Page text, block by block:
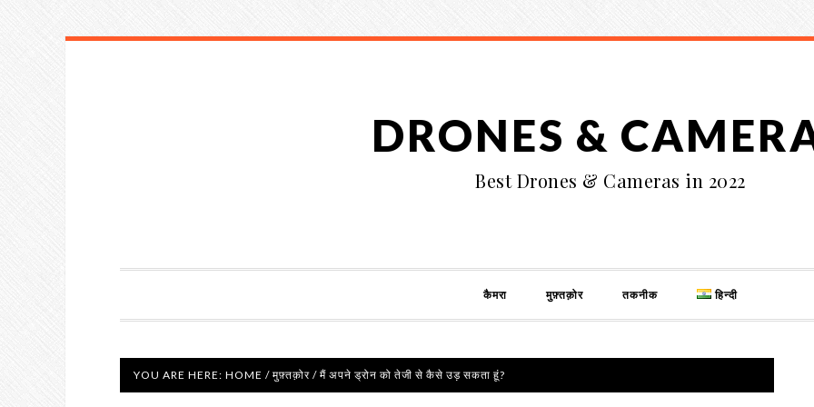
DRONES &
Best Drones & Cameras in 2022
कैमरा मुफ़्तक़ोर तकनीक हिन्दी
YOU ARE HERE: HOME / मुफ़्तक़ोर / मैं अपने ड्रोन को तेजी से कैसे उड़ सकता हूं?